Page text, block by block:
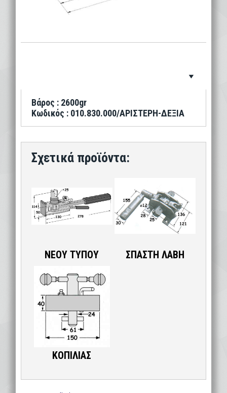
Βάρος : 2600gr
Κωδικός : 010.830.000/ΑΡΙΣΤΕΡΗ-ΔΕΞΙΑ
ΝΕΟΥ ΤΥΠΟΥ ΣΠΑΣΤΗ ΛΑΒΗ
ΚΟΠΙΛΙΑΣ